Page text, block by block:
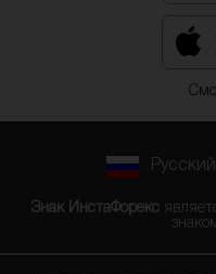
Русский
Знак ИнстаФорекс